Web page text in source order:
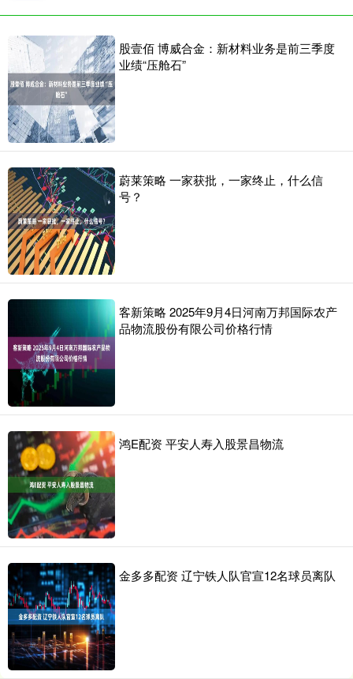
股壹佰 博威合金：新材料业务是前三季度
业绩“压舱石”
蔚莱策略 一家获批，一家终止，什么信
号？
客新策略 2025年9月4日河南万邦国际农产
品物流股份有限公司价格行情
鸿E配资 平安人寿入股景昌物流
金多多配资 辽宁铁人队官宣12名球员离队